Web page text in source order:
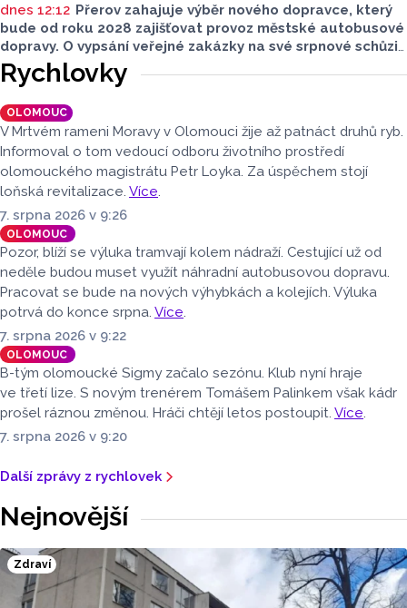
dnes 12:12 Přerov zahajuje výběr nového dopravce, který
bude od roku 2028 zajišťovat provoz městské autobusové
dopravy. O vypsání veřejné zakázky na své srpnové schůzi
rozhodli radní. Smlouva s vybraným dopravcem bude
uzavřena na deset let a zajistí dopravní obslužnost města
nad rámec regionálních linek objednávaných Olomouckým
krajem.
Rychlovky
OLOMOUC
V Mrtvém rameni Moravy v Olomouci žije až patnáct druhů ryb.
Informoval o tom vedoucí odboru životního prostředí
olomouckého magistrátu Petr Loyka. Za úspěchem stojí
loňská revitalizace. Více.
7. srpna 2026 v 9:26
OLOMOUC
Pozor, blíží se výluka tramvají kolem nádraží. Cestující už od
neděle budou muset využít náhradní autobusovou dopravu.
Pracovat se bude na nových výhybkách a kolejích. Výluka
potrvá do konce srpna. Více.
7. srpna 2026 v 9:22
OLOMOUC
B-tým olomoucké Sigmy začalo sezónu. Klub nyní hraje
ve třetí lize. S novým trenérem Tomášem Palinkem však kádr
prošel ráznou změnou. Hráči chtějí letos postoupit. Více.
7. srpna 2026 v 9:20
Další zprávy z rychlovek
Nejnovější
Zdraví